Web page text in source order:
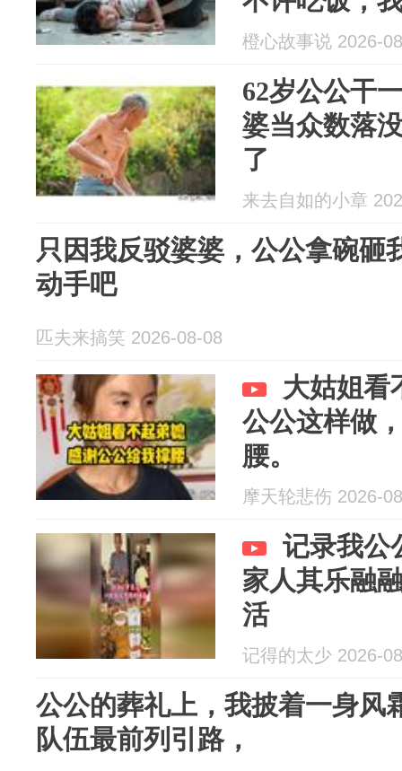
公听完吓得
橙心故事说 2026-
62岁公公干
婆当众数落
了
来去自如的小章
只因我反驳婆婆，公公拿碗砸
动手吧
匹夫来搞笑 2026-08-08
大姑姐看
公公这样做
腰。
摩天轮悲伤 2026-
记录我公
家人其乐融
活
记得的太少 2026-
公公的葬礼上，我披着一身风
队伍最前列引路，